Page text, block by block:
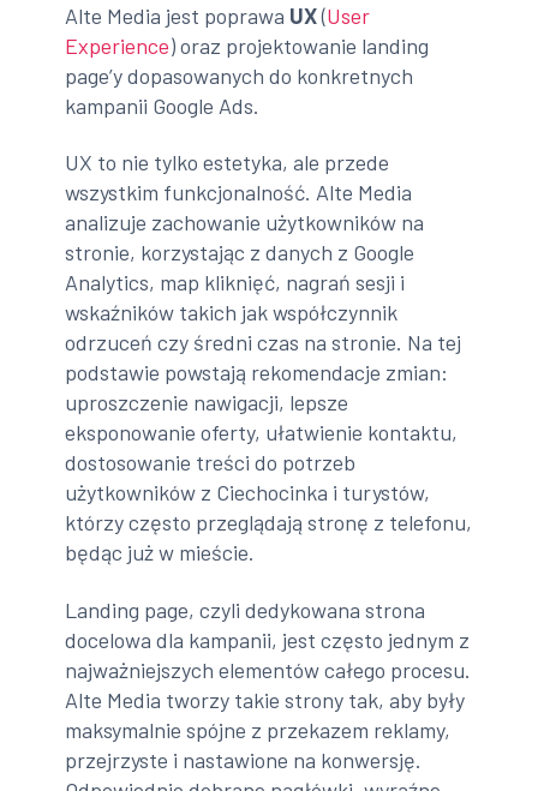
Alte Media jest poprawa UX(User
Experience) oraz projektowanie landing
page’y dopasowanych do konkretnych
kampanii Google Ads.
UX to nie tylko estetyka, ale przede
wszystkim funkcjonalność. Alte Media
analizuje zachowanie użytkowników na
stronie, korzystając z danych z Google
Analytics, map kliknięć, nagrań sesji i
wskaźników takich jak współczynnik
odrzuceń czy średni czas na stronie. Na tej
podstawie powstają rekomendacje zmian:
uproszczenie nawigacji, lepsze
eksponowanie oferty, ułatwienie kontaktu,
dostosowanie treści do potrzeb
użytkowników z Ciechocinka i turystów,
którzy często przeglądają stronę z telefonu,
będąc już w mieście.
Landing page, czyli dedykowana strona
docelowa dla kampanii, jest często jednym z
najważniejszych elementów całego procesu.
Alte Media tworzy takie strony tak, aby były
maksymalnie spójne z przekazem reklamy,
przejrzyste i nastawione na konwersję.